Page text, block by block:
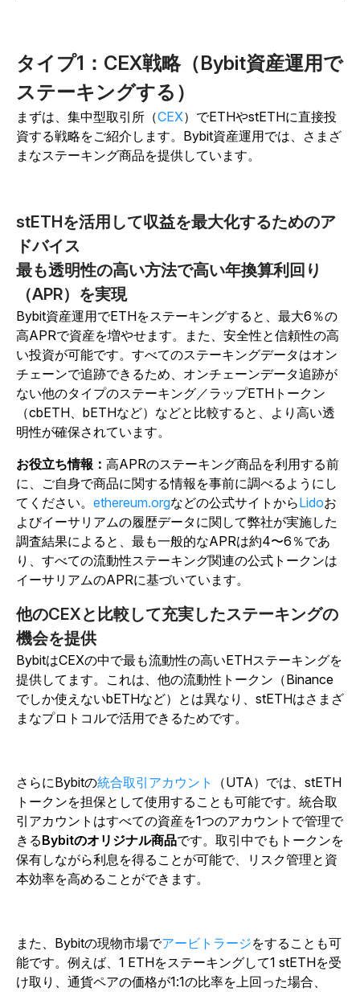
タイプ1：CEX戦略（Bybit資産運用で
ステーキングする）
まずは、集中型取引所（CEX）でETHやstETHに直接投
資する戦略をご紹介します。Bybit資産運用では、さまざ
まなステーキング商品を提供しています。
stETHを活用して収益を最大化するためのア
ドバイス
最も透明性の高い方法で高い年換算利回り
（APR）を実現
Bybit資産運用でETHをステーキングすると、最大6％の
高APRで資産を増やせます。また、安全性と信頼性の高
い投資が可能です。すべてのステーキングデータはオン
チェーンで追跡できるため、オンチェーンデータ追跡が
ない他のタイプのステーキング／ラップETHトークン
（cbETH、bETHなど）などと比較すると、より高い透
明性が確保されています。
お役立ち情報： 高APRのステーキング商品を利用する前
に、ご自身で商品に関する情報を事前に調べるようにし
てください。 ethereum.orgなどの公式サイトからLidoお
よびイーサリアムの履歴データに関して弊社が実施した
調査結果によると、最も一般的なAPRは約4〜6％であ
り、すべての流動性ステーキング関連の公式トークンは
イーサリアムのAPRに基づいています。
他のCEXと比較して充実したステーキングの
機会を提供
BybitはCEXの中で最も流動性の高いETHステーキングを
提供してます。これは、他の流動性トークン（Binance
でしか使えないbETHなど）とは異なり、stETHはさまざ
まなプロトコルで活用できるためです。
さらにBybitの統合取引アカウント
（UTA）では、stETH
トークンを担保として使用することも可能です。 統合取
引アカウントはすべての資産を1つのアカウントで管理で
きるBybitのオリジナル商品です。取引中でもトークンを
保有しながら利息を得ることが可能で、リスク管理と資
本効率を高めることができます。
また、Bybitの現物市場でアービトラージをすることも可
能です。 例えば、1 ETHをステーキングして1 stETHを受
け取り、通貨ペアの価格が1:1の比率を上回った場合、